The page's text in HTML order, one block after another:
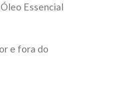
Essencial
e fora do